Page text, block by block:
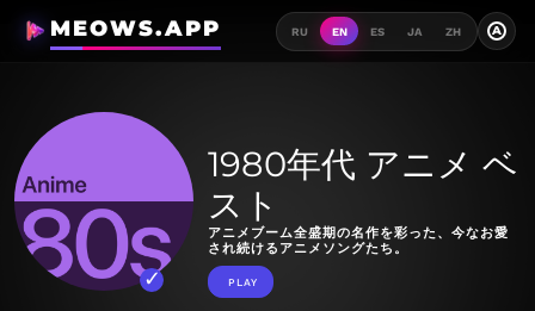
MEOWS.APP RU EN ES JA ZH A
1980年代 アニメ ベ
スト
アニメブーム全盛期の名作を彩った、今なお愛
され続けるアニメソングたち。
PLAY